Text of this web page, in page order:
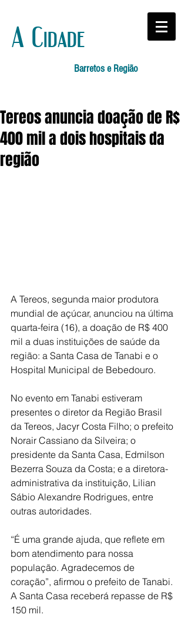
A Cidade
Barretos e Região
Tereos anuncia doação de R$
400 mil a dois hospitais da
região
A Tereos, segunda maior produtora
mundial de açúcar, anunciou na última
quarta-feira (16), a doação de R$ 400
mil a duas instituições de saúde da
região: a Santa Casa de Tanabi e o
Hospital Municipal de Bebedouro.
No evento em Tanabi estiveram
presentes o diretor da Região Brasil
da Tereos, Jacyr Costa Filho; o prefeito
Norair Cassiano da Silveira; o
presidente da Santa Casa, Edmilson
Bezerra Souza da Costa; e a diretora-
administrativa da instituição, Lilian
Sábio Alexandre Rodrigues, entre
outras autoridades.
“É uma grande ajuda, que reflete em
bom atendimento para nossa
população. Agradecemos de
coração”, afirmou o prefeito de Tanabi.
A Santa Casa receberá repasse de R$
150 mil.